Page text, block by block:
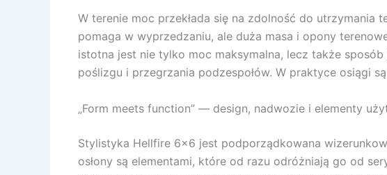
W terenie moc przekłada się na zdolność do
pomaga w wyprzedzaniu, ale duża masa i opony
istotna jest nie tylko moc maksymalna, lecz także
poślizgu i przegrzania podzespołów. W praktyce osiągi
„Form meets function” — design, nadwozie i elementy
Stylistyka Hellfire 6×6 jest podporządkowana
osłony są elementami, które od razu odróżniają go od